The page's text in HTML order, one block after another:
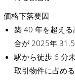
価格下落要因
築 40 年を超え
合が 2025年
駅から徒歩 6 分
取引物件に占め